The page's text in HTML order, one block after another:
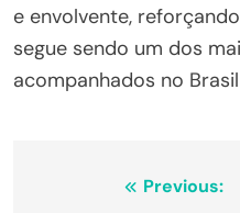
e envolvente,
segue sendo um dos
acompanhados no
NavegaçãoPrevious: